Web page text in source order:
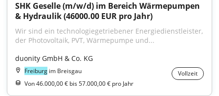
SHK Geselle (m/w/d) im Bereich Wärmepumpen
& Hydraulik (46000.00 EUR pro Jahr)
Wir sind ein technologiegetriebener Energiedienstleister,
der Photovoltaik, PVT, Wärmepumpe und...
duonity GmbH & Co. KG
Freiburg im Breisgau
Vollzeit
Von 46.000,00 € bis 57.000,00 € pro Jahr